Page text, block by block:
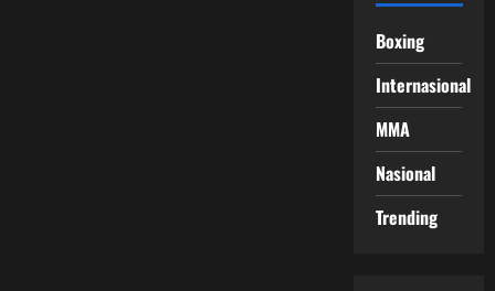
Boxing
Internasional
MMA
Nasional
Trending